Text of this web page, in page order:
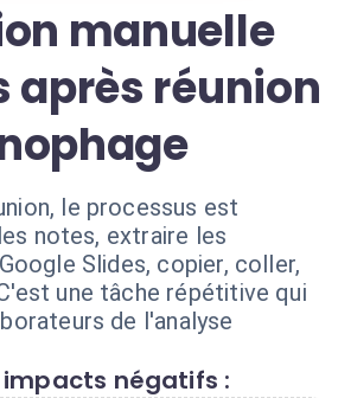
manuelle
après réunion
le processus est
notes, extraire les
Slides, copier, coller,
une tâche répétitive qui
de l'analyse
négatifs :